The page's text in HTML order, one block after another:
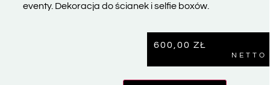
eventy. Dekoracja do ścianek i selfie boxów.
600,00 ZŁ
NETTO